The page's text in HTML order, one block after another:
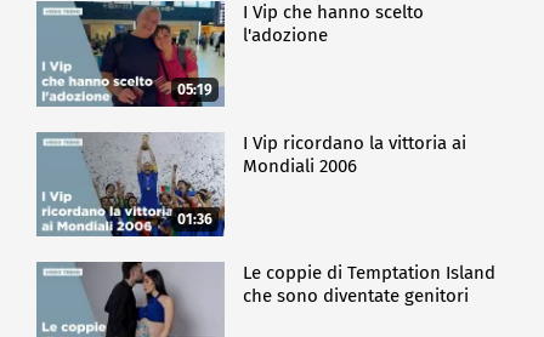
05:19
I Vip che hanno scelto
l'adozione
01:36
I Vip ricordano la vittoria ai
Mondiali 2006
Le coppie di Temptation Island
che sono diventate genitori